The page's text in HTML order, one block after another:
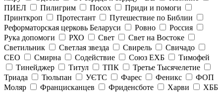
ПИЕЛ
Пилигрим Посох
Приди и помоги
Принткроп
Протестант
Путешествие по Библии
Реформаторская церковь Беларуси
Ровно
Россия
Рука допомоги
РХО Свет
Свет на Востоке
Светильник
Светлая звезда Свирель
Свичадо
СЕО
Смирна Содействие Союз ЕХБ
Тимофей
Тинейджер
Титул ТПК
Третье Тысячелетие
Триада
Тюльпан УЄТС Фарес Феникс
ФОП
Моляр
Францисканцев Фриденсботе Харви
ХББ